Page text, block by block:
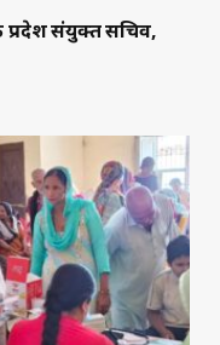
प्रदेश संयुक्त सचिव,